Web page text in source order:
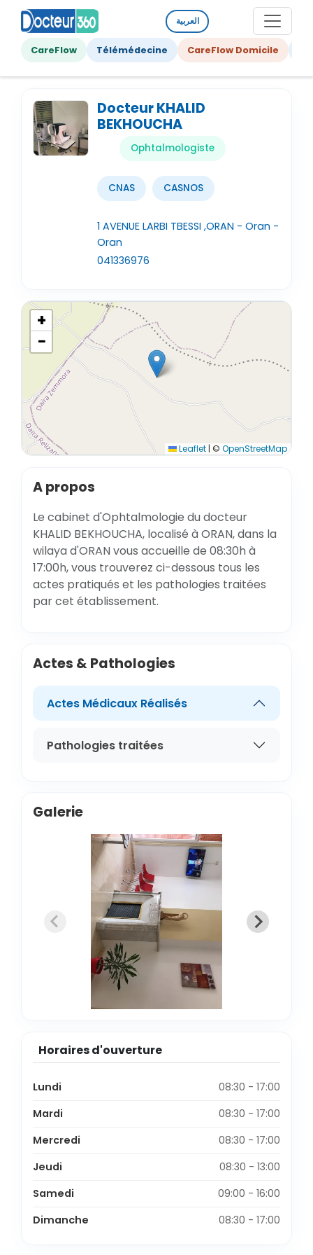
العربية
CareFlow Télémédecine CareFlow Domicile
Docteur KHALID
BEKHOUCHA
Ophtalmologiste
CNAS CASNOS
1 AVENUE LARBI TBESSI ,ORAN - Oran -
Oran
041336976
+
−
Leaflet | © OpenStreetMap
A propos
Le cabinet d'Ophtalmologie du docteur
KHALID BEKHOUCHA, localisé à ORAN, dans la
wilaya d'ORAN vous accueille de 08:30h à
17:00h, vous trouverez ci-dessous tous les
actes pratiqués et les pathologies traitées
par cet établissement.
Actes & Pathologies
Actes Médicaux Réalisés
Pathologies traitées
Galerie
Horaires d'ouverture
Lundi
08:30 - 17:00
Mardi
08:30 - 17:00
Mercredi
08:30 - 17:00
Jeudi
08:30 - 13:00
Samedi
09:00 - 16:00
Dimanche
08:30 - 17:00